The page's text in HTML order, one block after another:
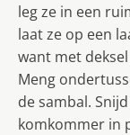
leg ze in een
laat ze op een
want met
Meng
de sambal.
komkommer in